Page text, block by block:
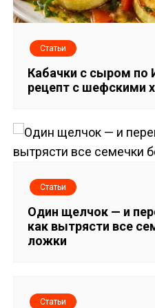
о
з
Статьи
Кабачки с сыром по
рецепт с шефскими
Статьи
Один щелчок — и
как вытрясти все
ложки
Статьи